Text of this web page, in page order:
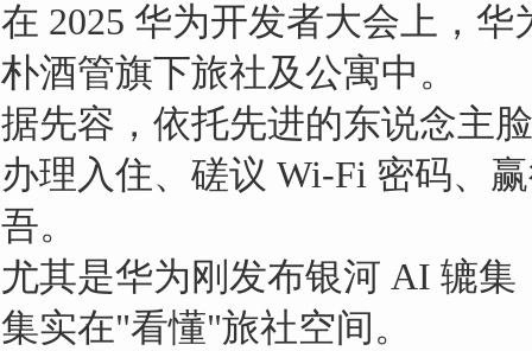
在 2025 华为开发者大会上，
朴酒管旗下旅社及公寓中。
据先容，依托先进的东说念主
办理入住、磋议 Wi-Fi 密码、
吾。
尤其是华为刚发布银河 AI 辘
集实在"看懂"旅社空间。